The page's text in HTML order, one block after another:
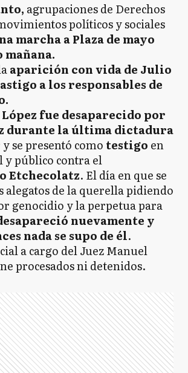
agrupaciones de Derechos
políticos y sociales
marcha a Plaza de mayo
mañana.
aparición con vida de Julio
a los responsables de
fue desaparecido por
durante la última dictadura
se presentó como testigo en
y público contra el
Etchecolatz. El día en que se
alegatos de la querella pidiendo
genocidio y la perpetua para
nuevamente y
nada se supo de él.
a cargo del Juez Manuel
procesados ni detenidos.